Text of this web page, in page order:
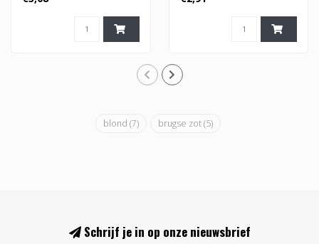
blond (7) brugse zot(5)
Schrijf je in op onze nieuwsbrief